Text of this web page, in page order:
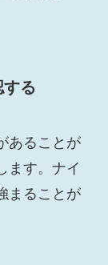
る
あることが
ます。ナイ
まることが